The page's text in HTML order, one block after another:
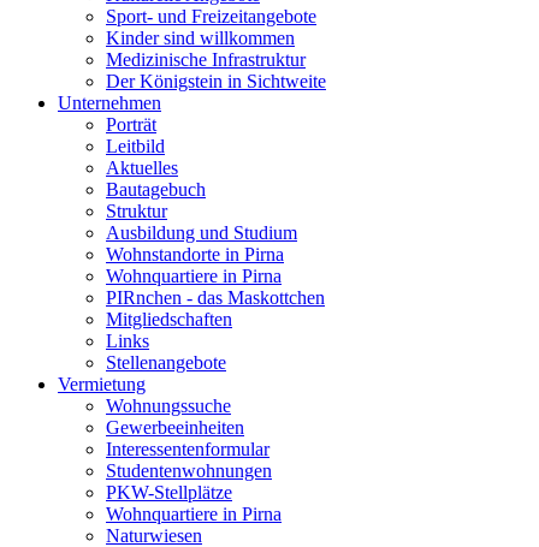
Sport- und Freizeitangebote
Kinder sind willkommen
Medizinische Infrastruktur
Der Königstein in Sichtweite
Unternehmen
Porträt
Leitbild
Aktuelles
Bautagebuch
Struktur
Ausbildung und Studium
Wohnstandorte in Pirna
Wohnquartiere in Pirna
PIRnchen - das Maskottchen
Mitgliedschaften
Links
Stellenangebote
Vermietung
Wohnungssuche
Gewerbeeinheiten
Interessentenformular
Studentenwohnungen
PKW-Stellplätze
Wohnquartiere in Pirna
Naturwiesen